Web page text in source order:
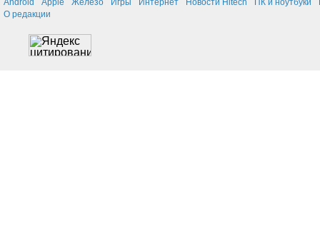
Android Apple Железо Игры Интернет Новости Hitech ПК и ноутбуки
О редакции